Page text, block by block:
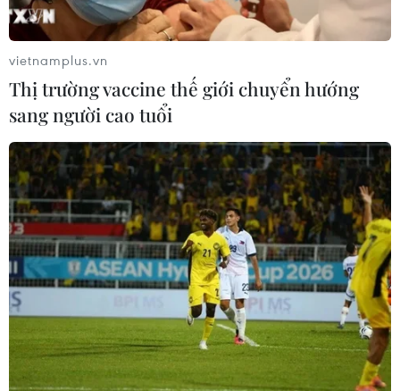
vietnamplus.vn
Thị trường vaccine thế giới chuyển hướng
sang người cao tuổi